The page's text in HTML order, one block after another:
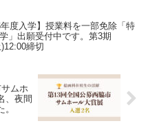
年度入学】授業料を一部免除「特
」出願受付中です。第3期
締切
ムホ
、夜間